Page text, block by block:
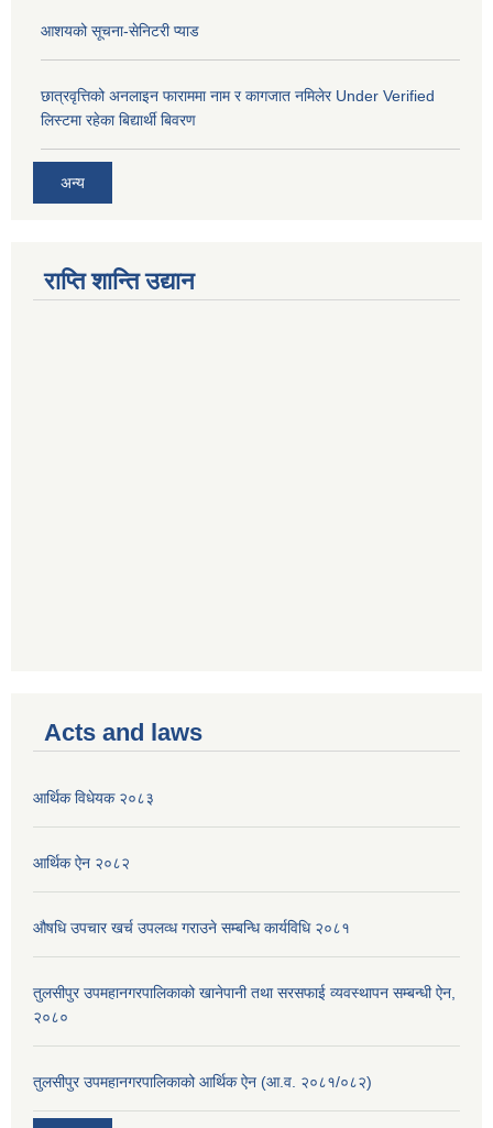
आशयको सूचना-सेनिटरी प्याड
छात्रवृत्तिको अनलाइन फाराममा नाम र कागजात नमिलेर Under Verified
लिस्टमा रहेका बिद्यार्थी बिवरण
अन्य
राप्ति शान्ति उद्यान
Acts and laws
आर्थिक विधेयक २०८३
आर्थिक ऐन २०८२
औषधि उपचार खर्च उपलव्ध गराउने सम्बन्धि कार्यविधि २०८१
तुलसीपुर उपमहानगरपालिकाको खानेपानी तथा सरसफाई व्यवस्थापन सम्बन्धी ऐन,
२०८०
तुलसीपुर उपमहानगरपालिकाको आर्थिक ऐन (आ.व. २०८१/०८२)